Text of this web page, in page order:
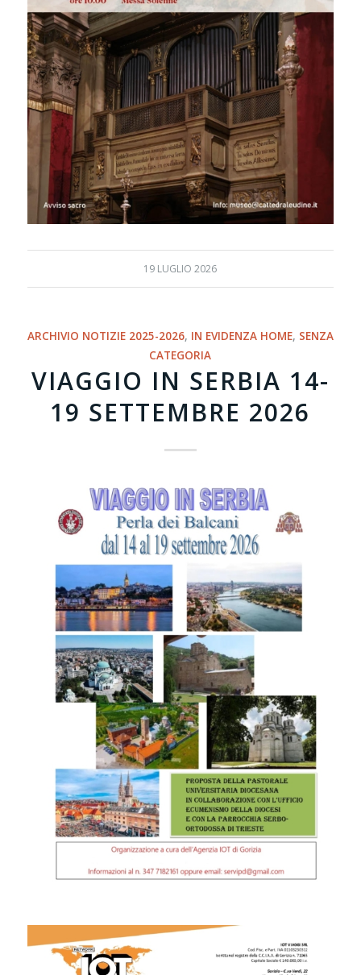
19 LUGLIO 2026
ARCHIVIO NOTIZIE 2025-2026, IN EVIDENZA HOME, SENZA
CATEGORIA
VIAGGIO IN SERBIA 14-
19 SETTEMBRE 2026